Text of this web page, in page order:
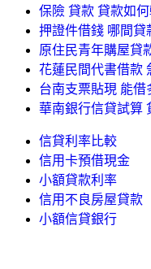
保險 貸款 貸款如
押證件借錢 哪間貸
原住民青年購屋貸
花蓮民間代書借款
台南支票貼現 能
華南銀行信貸試算
信貸利率比較
信用卡預借現金
小額貸款利率
信用不良房屋貸款
小額信貸銀行